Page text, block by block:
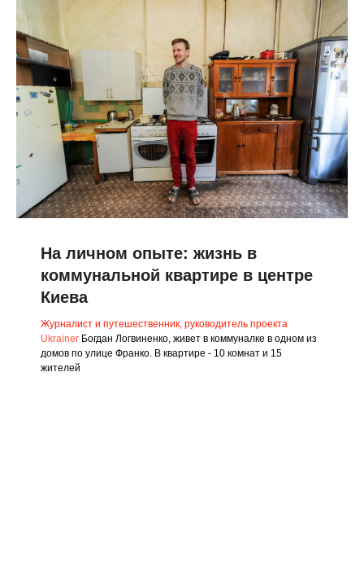
На личном опыте: жизнь в
коммунальной квартире в центре
Киева
Журналист и путешественник, руководитель проекта
Ukraїner Богдан Логвиненко, живет в коммуналке в одном из
домов по улице Франко. В квартире - 10 комнат и 15
жителей